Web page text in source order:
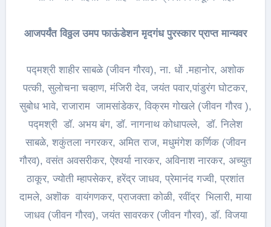
आजपर्यंत विठ्ठल उमप फाऊंडेशन मृदगंध पुरस्कार प्राप्त मान्यवर
पद्मश्री शाहीर साबळे (जीवन गौरव), ना. धों .महानोर, अशोक
पत्की, सुलोचना चव्हाण, मंजिरी देव, जयंत पवार,पांडुरंग घोटकर,
सुबोध भावे, राजाराम जामसांडेकर, विक्रम गोखले (जीवन गौरव ),
पद्मश्री डॉ. अभय बंग, डॉ. नागनाथ कोधापल्ले, डॉ. निलेश
साबळे, शकुंतला नगरकर, अमित राज, मधुमंगेश कर्णिक (जीवन
गौरव), वसंत अवसरीकर, ऐश्वर्या नारकर, अविनाश नारकर, अच्युत
ठाकूर, ज्योती म्हापसेकर, हरेंद्र जाधव, प्रेमानंद गज्वी, प्रशांत
दामले, अशॊक वायंगणकर, प्राजक्ता कोळी, रवींद्र भिलारी, माया
जाधव (जीवन गौरव), जयंत सावरकर (जीवन गौरव), डॉ. विजया